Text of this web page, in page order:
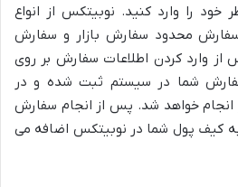
خود را وارد کنید. نوبیتکس از انواع
محدود سفارش بازار و سفارش
از وارد کردن اطلاعات سفارش بر روی
شما در سیستم ثبت شده و در
انجام خواهد شد. پس از انجام سفارش
کیف پول شما در نوبیتکس اضافه می